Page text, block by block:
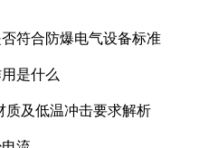
符合防爆电气设备标准
是什么
质及低温冲击要求解析